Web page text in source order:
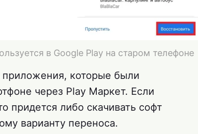
в Google Play на старом телефоне
которые были
через Play Маркет. Если
придется либо скачивать софт
варианту переноса.